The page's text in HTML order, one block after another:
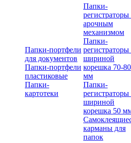
Папки-портфели
для документов
Папки-портфели
пластиковые
Папки-
картотеки
Папки-
регистраторы
арочным
механизмом
Папки-
регистраторы
шириной
корешка 70-80
мм
Папки-
регистраторы
шириной
корешка 50
карманы для
папок